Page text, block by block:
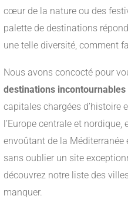
cœur de la nature ou des
palette de destinations
une telle diversité, comment
Nous avons concocté pour
destinations
capitales chargées d’histoire
l’Europe centrale et
envoûtant de la Méditerranée
sans oublier un site
découvrez notre liste des
manquer.